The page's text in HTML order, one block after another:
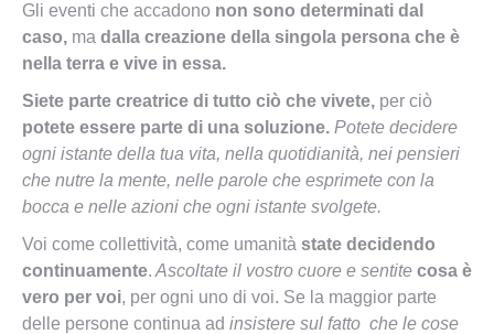
Gli eventi che accadono non sono determinati dal
caso, ma dalla creazione della singola persona che è
nella terra e vive in essa.
Siete parte creatrice di tutto ciò che vivete, per ciò
potete essere parte di una soluzione. Potete decidere
ogni istante della tua vita, nella quotidianità, nei pensieri
che nutre la mente, nelle parole che esprimete con la
bocca e nelle azioni che ogni istante svolgete.
Voi come collettività, come umanità state decidendo
continuamente. Ascoltate il vostro cuore e sentite cosa è
vero per voi, per ogni uno di voi. Se la maggior parte
delle persone continua ad insistere sul fatto che le cose